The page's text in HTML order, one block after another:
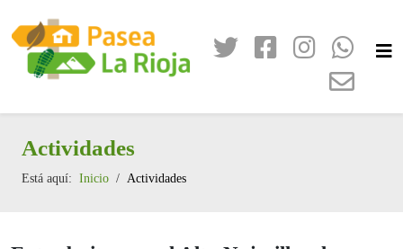
Actividades
Está aquí: Inicio Actividades